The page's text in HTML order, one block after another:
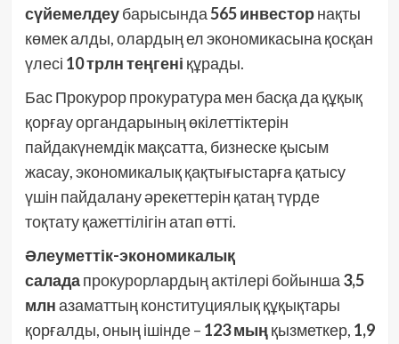
сүйемелдеубарысында565 инвесторнақты
көмек алды, олардың ел экономикасына қосқан
үлесі 10 трлн теңгені құрады.
Бас Прокурор прокуратура мен басқа да құқық
қорғау органдарының өкілеттіктерін
пайдакүнемдік мақсатта, бизнеске қысым
жасау, экономикалық қақтығыстарға қатысу
үшін пайдалану әрекеттерін қатаң түрде
тоқтату қажеттілігін атап өтті.
Әлеуметтік-экономикалық
саладапрокурорлардың актілері бойынша 3,5
млназаматтың конституциялық құқықтары
қорғалды, оның ішінде – 123 мыңқызметкер, 1,9